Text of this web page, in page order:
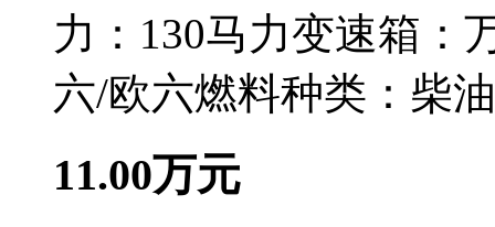
力： 130马力变速箱：
六/欧六燃料种类： 柴油
11.00万元